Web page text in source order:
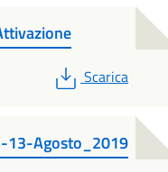
PDF
Scarica
13-Agosto_2019